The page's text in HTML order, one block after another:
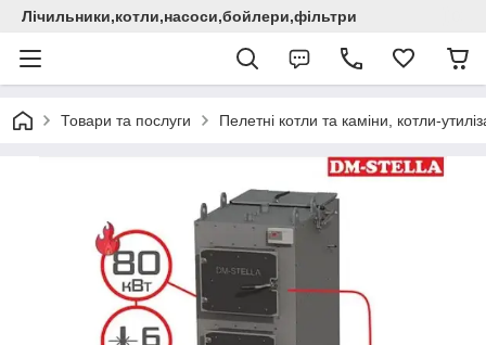
Лічильники,котли,насоси,бойлери,фільтри
Товари та послуги Пелетні котли та каміни, котли-